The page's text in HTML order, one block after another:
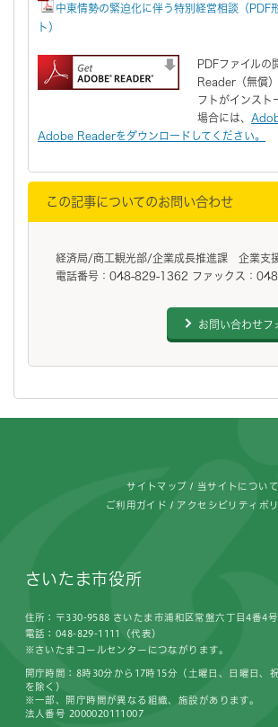
中東情勢の緊迫化に伴う特別経営相談（PDF
ト）
PDFファイル
Reader（無償
フトがインスト
場合には、
Adobe Readerをダウンロードしてください。
この記事についてのお問い合わせ
経済局/商工観光部/企業成長推進課 企業支
電話番号：048-829-1362 ファックス：
お問い合わせフ
サイトマップ 当サイトについて
ご利用ガイド アクセシビリティポ
さいたま市役所
住所：〒330-9588 さいたま市浦和区常盤六丁目4番4号
電話：048-829-1111（代表）
※さいたまコールセンターにつながります。
開庁時間：8時30分から17時15分（土曜日、日曜日、
を除く）
※一部、開庁時間が異なる組織、施設があります。
法人番号 2000020111007